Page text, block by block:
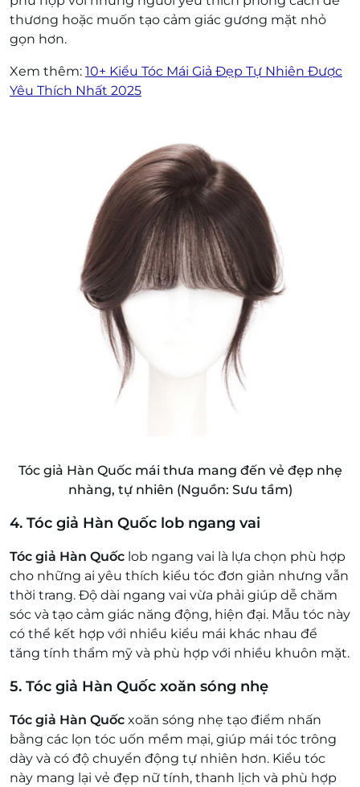
thương hoặc muốn tạo cảm giác gương mặt nhỏ
gọn hơn.
Xem thêm: 10+ Kiểu Tóc Mái Giả Đẹp Tự Nhiên Được
Yêu Thích Nhất 2025
Tóc giả Hàn Quốc mái thưa mang đến vẻ đẹp nhẹ
nhàng, tự nhiên (Nguồn: Sưu tầm)
4. Tóc giả Hàn Quốc lob ngang vai
Tóc giả Hàn Quốc lob ngang vai là lựa chọn phù hợp
cho những ai yêu thích kiểu tóc đơn giản nhưng vẫn
thời trang. Độ dài ngang vai vừa phải giúp dễ chăm
sóc và tạo cảm giác năng động, hiện đại. Mẫu tóc này
có thể kết hợp với nhiều kiểu mái khác nhau để
tăng tính thẩm mỹ và phù hợp với nhiều khuôn mặt.
5. Tóc giả Hàn Quốc xoăn sóng nhẹ
Tóc giả Hàn Quốc xoăn sóng nhẹ tạo điểm nhấn
bằng các lọn tóc uốn mềm mại, giúp mái tóc trông
dày và có độ chuyển động tự nhiên hơn. Kiểu tóc
này mang lại vẻ đẹp nữ tính, thanh lịch và phù hợp